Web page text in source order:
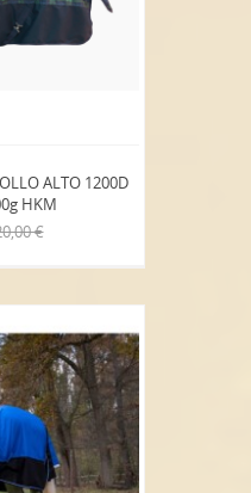
ALTO 1200D
HKM
€